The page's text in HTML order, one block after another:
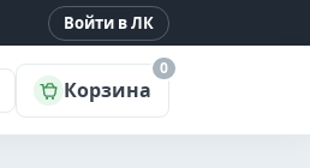
Войти в ЛК
Корзина
0